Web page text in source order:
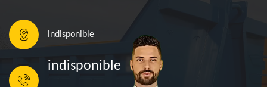
indisponible
indisponible